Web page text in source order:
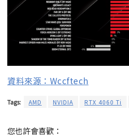
資料來源：Wccftech
Tags: AMD NVIDIA RTX 4060 Ti
您也許會喜歡：